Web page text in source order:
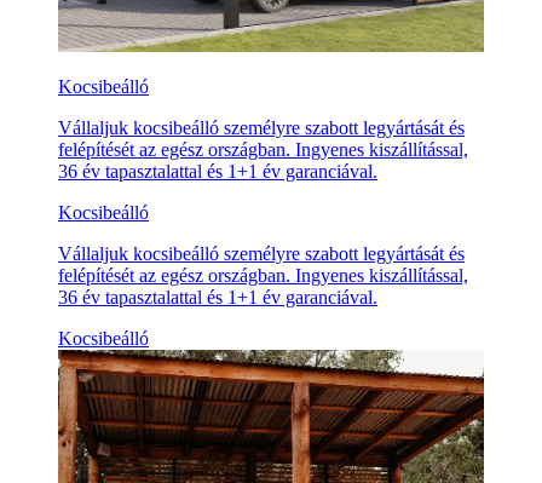
Kocsibeálló
Vállaljuk kocsibeálló személyre szabott legyártását és
felépítését az egész országban. Ingyenes kiszállítással,
36 év tapasztalattal és 1+1 év garanciával.
Kocsibeálló
Vállaljuk kocsibeálló személyre szabott legyártását és
felépítését az egész országban. Ingyenes kiszállítással,
36 év tapasztalattal és 1+1 év garanciával.
Kocsibeálló